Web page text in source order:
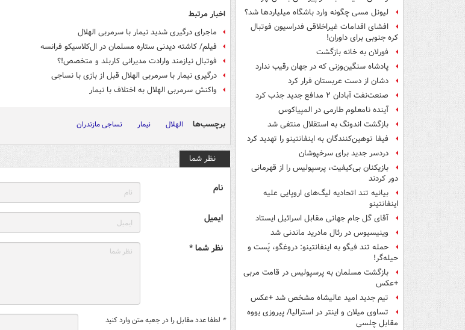
لیونل مسی چگونه وارد باشگاه میلیاردها شد؟
افشای اقدامات غیراخلاقی فدراسیون فوتبال
کره جنوبی برای داوران!
فورلان به خانه بازگشت
پادشاه سنگین‌وزنی که در جهان رقیب ندارد
دشان از دست عربستان فرار کرد
صنعت‌نفت آبادان ۲ مدافع جدید جذب کرد
آینده نامعلوم طارمی در المپیاکوس
بازگشت اندونگ به استقلال منتفی شد
فیفا توهین‌کنندگان به اینفانتینو را تهدید کرد
دردسر جدید برای سرخپوشان
بازیکنان بی‌کیفیت، پرسپولیس را از قهرمانی
دور کردند
بیانیه تند اتحادیه لیگ‌های اروپایی علیه
اینفانتینو
آقای گل جام جهانی مقابل اسرائیل ایستاد
وینیسیوس در رئال مادرید ماندنی شد
حمله تند فیگو به اینفانتینو: دروغگو، پَست‌ و
حیله‌گر!
بازگشت مسلمان به پرسپولیس در قامت مربی
+عکس
تیم جدید امید عالیشاه مشخص شد +عکس
تساوی میلان و اینتر در استرالیا/ پیروزی یووه
مقابل چلسی
اخبار مرتبط
ماجرای درگیری شدید نیمار با سرمربی الهلال
فیلم/ کاشته دیدنی ستاره مسلمان در ال‌کلاسیکو فرانسه
فوتبال نیازمند وارادت مدیرانی کاربلد و متخصص!؟
درگیری نیمار با سرمربی الهلال قبل از بازی با نساجی
واکنش سرمربی الهلال به اختلاف با نیمار
برچسب‌ها الهلال نیمار نساجی مازندران
نظر شما
نام
ایمیل
نظر شما *
* لطفا عدد مقابل را در جعبه متن وارد کنید